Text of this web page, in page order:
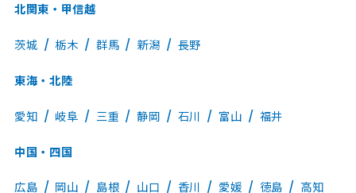
北関東・甲信越
茨城 栃木 群馬 新潟 長野
東海・北陸
愛知 岐阜 三重 静岡 石川 富山 福井
中国・四国
広島 岡山 島根 山口 香川 愛媛 徳島 高知